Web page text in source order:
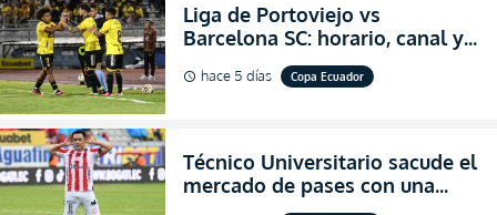
Liga de Portoviejo vs
Barcelona SC: horario, canal y
dónde ver EN VIVO los octavos
de final de la Copa Ecuador
schedule hace 5 días Copa Ecuador
Técnico Universitario sacude el
mercado de pases con una
verdadera revolución para